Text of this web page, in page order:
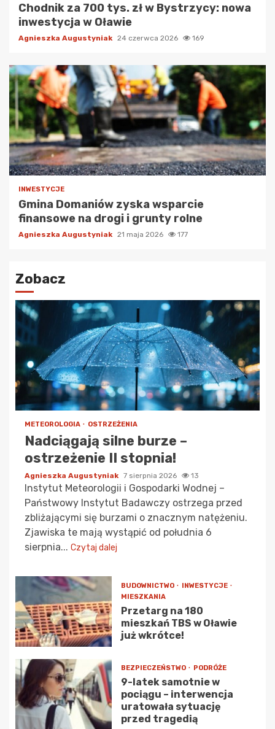
Chodnik za 700 tys. zł w Bystrzycy: nowa
inwestycja w Oławie
Agnieszka Augustyniak 24 czerwca 2026 169
INWESTYCJE
Gmina Domaniów zyska wsparcie
finansowe na drogi i grunty rolne
Agnieszka Augustyniak 21 maja 2026 177
Zobacz
METEOROLOGIA OSTRZEŻENIA
Nadciągają silne burze –
ostrzeżenie II stopnia!
Agnieszka Augustyniak 7 sierpnia 2026 13
Instytut Meteorologii i Gospodarki Wodnej –
Państwowy Instytut Badawczy ostrzega przed
zbliżającymi się burzami o znacznym natężeniu.
Zjawiska te mają wystąpić od południa 6
sierpnia... Czytaj dalej
BUDOWNICTWO
INWESTYCJE
MIESZKANIA
Przetarg na 180
mieszkań TBS w Oławie
już wkrótce!
BEZPIECZEŃSTWO PODRÓŻE
9-latek samotnie w
pociągu – interwencja
uratowała sytuację
przed tragedią